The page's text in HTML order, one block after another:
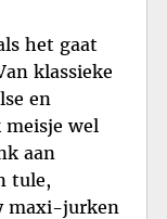
het gaat
klassieke
en
wel
aan
tule,
maxi-jurken